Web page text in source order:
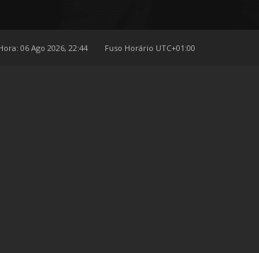
Fuso Horário UTC+01:00
06 Ago 2026, 22:44